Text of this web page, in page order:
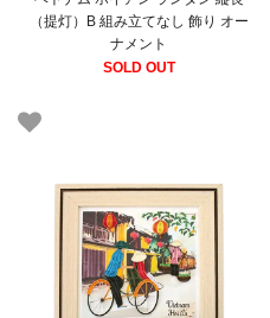
（提灯）B 組み立てなし 飾り オー
ナメント
SOLD OUT